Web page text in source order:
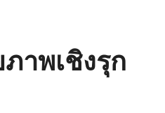
าพเชิงรุก